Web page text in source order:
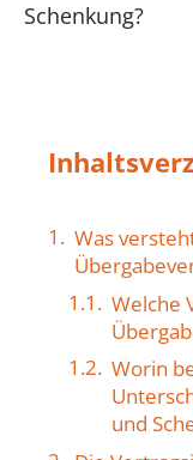
Schenkung?
Was
Welche
Worin
und